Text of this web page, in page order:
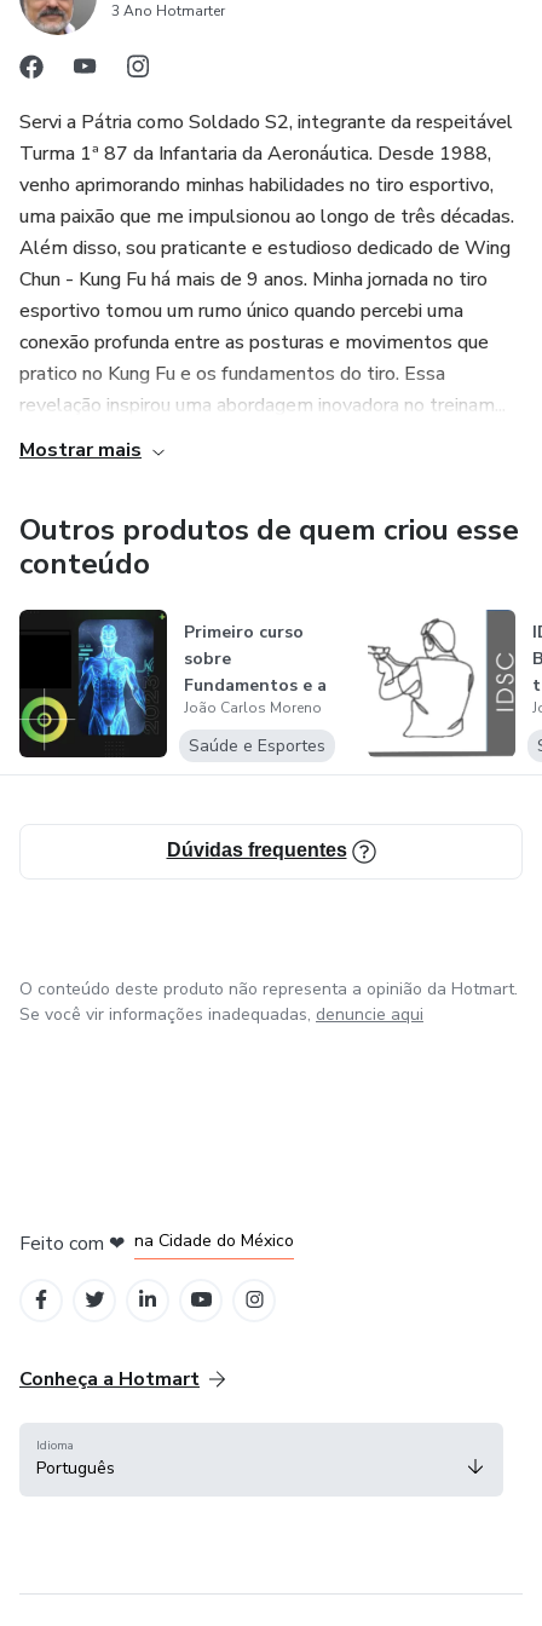
AGORA para começar sua jornada autêntica no Wing
Não deixe esta oportunidade de transformação passar.
Abrace o Wing Chun como nunca antes e descubra o
mestre em você. Sua jornada começa aqui. Prepare-se para
se surpreender!
3 Ano Hotmarter
Servi a Pátria como Soldado S2, integrante da respeitável
Turma 1ª 87 da Infantaria da Aeronáutica. Desde 1988,
venho aprimorando minhas habilidades no tiro esportivo,
uma paixão que me impulsionou ao longo de três décadas.
Além disso, sou praticante e estudioso dedicado de Wing
Chun - Kung Fu há mais de 9 anos. Minha jornada no tiro
esportivo tomou um rumo único quando percebi uma
conexão profunda entre as posturas e movimentos que
pratico no Kung Fu e os fundamentos do tiro. Essa
revelação inspirou uma abordagem inovadora no treinam...
Mostrar mais
Outros produtos de quem criou esse
conteúdo
Primeiro curso
sobre
Fundamentos e a
Biomecânica do
Tiro
João Carlos Moreno
Saúde e Esportes
Dúvidas frequentes
O conteúdo deste produto não representa a opinião da Hotmart.
Se você vir informações inadequadas, denuncie aqui
Feito com ❤ na Cidade do México
Conheça a Hotmart
Idioma
Português